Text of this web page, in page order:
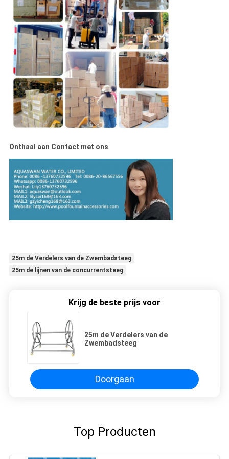
Onthaal aan Contact met ons
25m de Verdelers van de Zwembadsteeg
25m de lijnen van de concurrentsteeg
Krijg de beste prijs voor
25m de Verdelers van de
Zwembadsteeg
Doorgaan
Top Producten